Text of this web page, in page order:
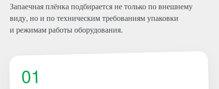
Запаечная плёнка подбирается не только по внешнему
виду, но и по техническим требованиям упаковки
и режимам работы оборудования.
01